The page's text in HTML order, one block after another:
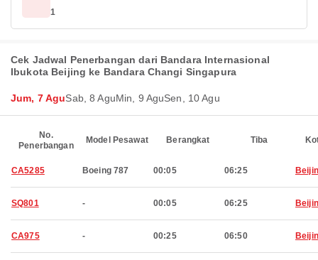
1
Cek Jadwal Penerbangan dari Bandara Internasional
Ibukota Beijing ke Bandara Changi Singapura
Jum, 7 AguSab, 8 AguMin, 9 AguSen, 10 Agu
No.
Penerbangan
Model Pesawat Berangkat Tiba
CA5285 Boeing 787 00:05 06:25
SQ801 - 00:05 06:25
CA975 - 00:25 06:50